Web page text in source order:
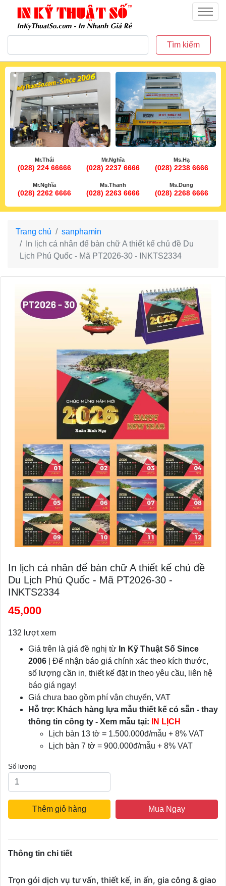
inkythuatso.com
Menu
Tìm kiếm
Mr.Thái
(028) 224 66666
Mr.Nghĩa
(028) 2237 6666
Ms.Hạ
(028) 2238 6666
Mr.Nghĩa
(028) 2262 6666
Ms.Thanh
(028) 2263 6666
Ms.Dung
(028) 2268 6666
Trang chủ
sanphamin
In lịch cá nhân để bàn chữ A thiết kế chủ đề Du
Lịch Phú Quốc - Mã PT2026-30 - INKTS2334
In lịch cá nhân để bàn chữ A thiết kế chủ đề
Du Lịch Phú Quốc - Mã PT2026-30 -
INKTS2334
45,000
132 lượt xem
Giá trên là giá đề nghị từ In Kỹ Thuật Số Since
2006 | Để nhận báo giá chính xác theo kích thước,
số lượng cần in, thiết kế đặt in theo yêu cầu, liên hệ
báo giá ngay!
Giá chưa bao gồm phí vận chuyển, VAT
Hỗ trợ: Khách hàng lựa mẫu thiết kế có sẵn - thay
thông tin công ty - Xem mẫu tại:
IN LỊCH
Lịch bàn 13 tờ = 1.500.000đ/mẫu + 8% VAT
Lịch bàn 7 tờ = 900.000đ/mẫu + 8% VAT
Số lượng
Thêm giỏ hàng Mua Ngay
Thông tin chi tiết
Trọn gói dịch vụ tư vấn, thiết kế, in ấn, gia công & giao